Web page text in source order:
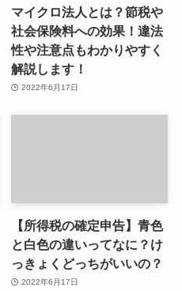
マイクロ法人とは？節税や
社会保険料への効果！違法
性や注意点もわかりやすく
解説します！
2022年6月17日
【所得税の確定申告】青色
と白色の違いってなに？け
っきょくどっちがいいの？
2022年6月17日